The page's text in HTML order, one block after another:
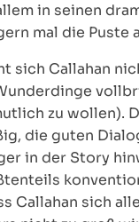
in seinen
mal die Puste
sich Callahan
zu wollen).
die guten
in der Story
Callahan sich